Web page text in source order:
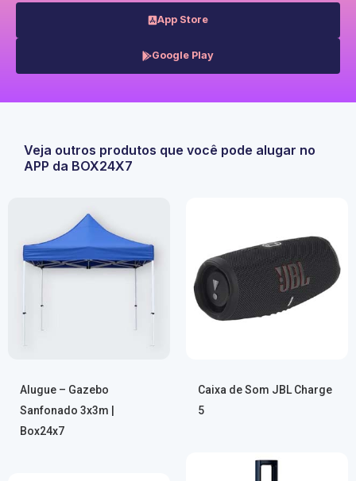
App Store
Google Play
Veja outros produtos que você pode alugar no
APP da BOX24X7
Alugue – Gazebo
Sanfonado 3x3m |
Box24x7
Caixa de Som JBL Charge
5